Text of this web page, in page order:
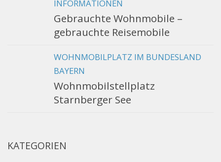
INFORMATIONEN
Gebrauchte Wohnmobile –
gebrauchte Reisemobile
WOHNMOBILPLATZ IM BUNDESLAND
BAYERN
Wohnmobilstellplatz
Starnberger See
KATEGORIEN